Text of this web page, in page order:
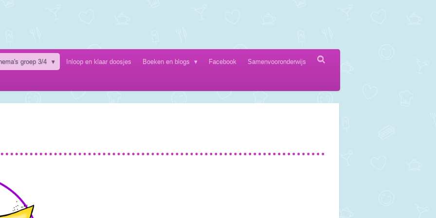
groep 3/4 Inloop en klaar doosjes Boeken en blogs Facebook Samenvooronderwijs